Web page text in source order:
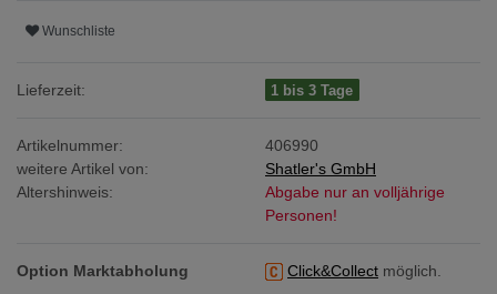
Wunschliste
Lieferzeit: 1 bis 3 Tage
Artikelnummer:
406990
weitere Artikel von:
Shatler's GmbH
Altershinweis:
Abgabe nur an volljährige
Personen!
Option Marktabholung Click&Collect möglich.